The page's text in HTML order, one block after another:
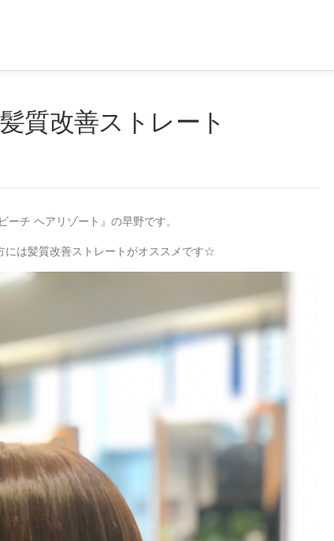
質改善ストレート
チ ヘアリゾート』の早野です。
には髪質改善ストレートがオススメです☆